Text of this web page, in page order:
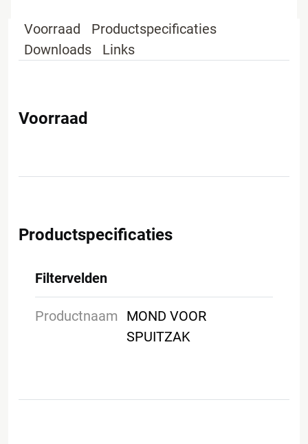
Voorraad
Productspecificaties
Downloads
Links
Voorraad
Productspecificaties
Filtervelden
Productnaam
MOND VOOR
SPUITZAK